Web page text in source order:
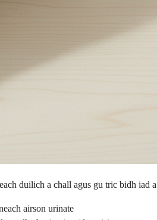
duilich a chall agus gu tric bidh iad
airson urinate